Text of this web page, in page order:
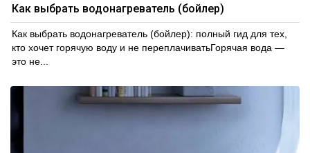
Как выбрать водонагреватель (бойлер)
Как выбрать водонагреватель (бойлер): полный гид для тех,
кто хочет горячую воду и не переплачиватьГорячая вода —
это не...